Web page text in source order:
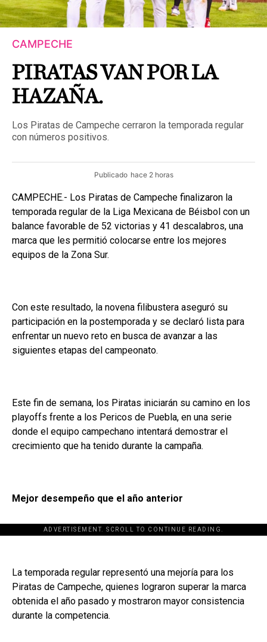
CAMPECHE
PIRATAS VAN POR LA
HAZAÑA.
Los Piratas de Campeche cerraron la temporada regular
con números positivos.
Publicado hace 2 horas
CAMPECHE.- Los Piratas de Campeche finalizaron la
temporada regular de la Liga Mexicana de Béisbol con un
balance favorable de 52 victorias y 41 descalabros, una
marca que les permitió colocarse entre los mejores
equipos de la Zona Sur.
Con este resultado, la novena filibustera aseguró su
participación en la postemporada y se declaró lista para
enfrentar un nuevo reto en busca de avanzar a las
siguientes etapas del campeonato.
Este fin de semana, los Piratas iniciarán su camino en los
playoffs frente a los Pericos de Puebla, en una serie
donde el equipo campechano intentará demostrar el
crecimiento que ha tenido durante la campaña.
Mejor desempeño que el año anterior
ADVERTISEMENT. SCROLL TO CONTINUE READING.
La temporada regular representó una mejoría para los
Piratas de Campeche, quienes lograron superar la marca
obtenida el año pasado y mostraron mayor consistencia
durante la competencia.